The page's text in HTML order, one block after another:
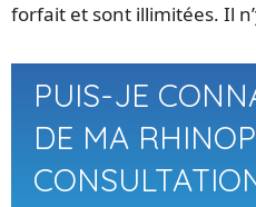
forfait et sont illimitées. Il
PUIS-JE
DE MA